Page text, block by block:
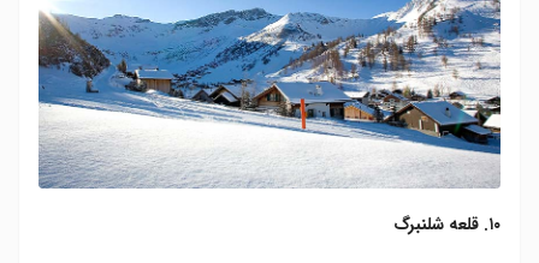
۱۰. قلعه شلنبرگ